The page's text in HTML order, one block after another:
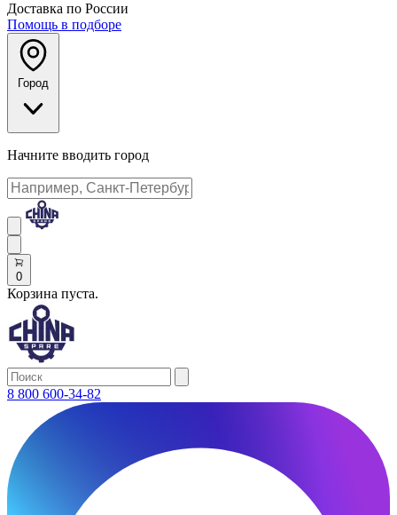
Доставка по России
Помощь в подборе
Город
Начните вводить город
0
Корзина пуста.
8 800 600-34-82